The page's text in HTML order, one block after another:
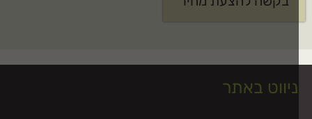
ניווט באתר